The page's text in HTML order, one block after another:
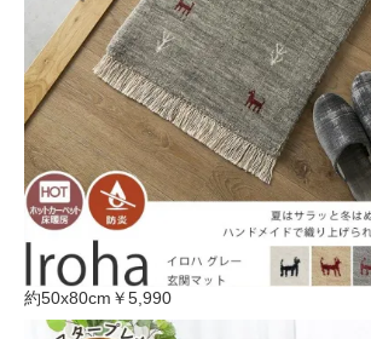
約50x80cm ￥5,990